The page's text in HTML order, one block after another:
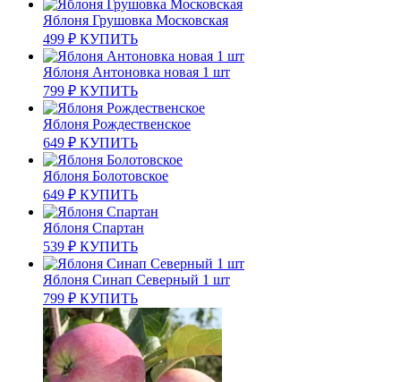
Яблоня Грушовка Московская
499 ₽ КУПИТЬ
Яблоня Антоновка новая 1 шт
799 ₽ КУПИТЬ
Яблоня Рождественское
649 ₽ КУПИТЬ
Яблоня Болотовское
649 ₽ КУПИТЬ
Яблоня Спартан
539 ₽ КУПИТЬ
Яблоня Синап Северный 1 шт
799 ₽ КУПИТЬ